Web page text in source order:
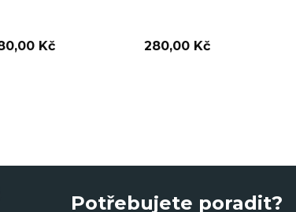
Kč 280,00 Kč
Potřebujete poradit?